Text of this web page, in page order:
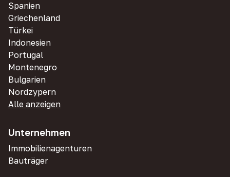
Spanien
Griechenland
Türkei
Indonesien
Portugal
Montenegro
Bulgarien
Nordzypern
Alle anzeigen
Unternehmen
Immobilienagenturen
Bauträger